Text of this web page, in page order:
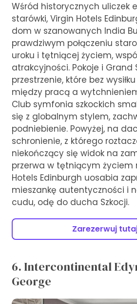
Wśród historycznych uliczek
starówki, Virgin Hotels
dom w szanowanych India
prawdziwym połączeniu
uroku i tętniącej życiem,
atrakcyjności. Pokoje i Grand
przestrzenie, które bez
między pracą a
Club symfonia szkockich
się z globalnym stylem,
podniebienie. Powyżej, na
schronienie, z którego
niekończący się widok na
przerwa w tętniącym życiem
Hotels Edinburgh uosabia
mieszankę autentyczności i
cudu, odę do ducha Szkocji.
Zarezerwuj
6. Intercontinental
George